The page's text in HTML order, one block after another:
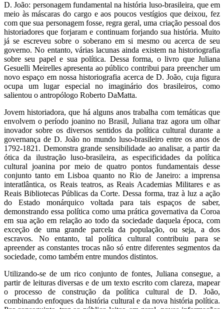
D. João: personagem fundamental na história luso-brasileira, que em
meio às máscaras do cargo e aos poucos vestígios que deixou, fez
com que sua personagem fosse, regra geral, uma criação pessoal dos
historiadores que forjaram e continuam forjando sua história. Muito
já se escreveu sobre o soberano em si mesmo ou acerca de seu
governo. No entanto, várias lacunas ainda existem na historiografia
sobre seu papel e sua política. Dessa forma, o livro que Juliana
Gesuelli Meirelles apresenta ao público contribui para preencher um
novo espaço em nossa historiografia acerca de D. João, cuja figura
ocupa um lugar especial no imaginário dos brasileiros, como
salientou o antropólogo Roberto DaMatta.
Jovem historiadora, que há alguns anos trabalha com temáticas que
envolvem o período joanino no Brasil, Juliana traz agora um olhar
inovador sobre os diversos sentidos da política cultural durante a
governança de D. João no mundo luso-brasileiro entre os anos de
1792-1821. Demonstra grande sensibilidade ao analisar, a partir da
ótica da ilustração luso-brasileira, as especificidades da política
cultural joanina por meio de quatro pontos fundamentais desse
conjunto tanto em Lisboa quanto no Rio de Janeiro: a imprensa
interatlântica, os Reais teatros, as Reais Academias Militares e as
Reais Bibliotecas Públicas da Corte. Dessa forma, traz à luz a ação
do Estado monárquico voltada para tais espaços de saber,
demonstrando essa política como uma prática governativa da Coroa
em sua ação em relação ao todo da sociedade daquela época, com
exceção de uma grande parcela da população, ou seja, a dos
escravos. No entanto, tal política cultural contribuiu para se
apreender as constantes trocas não só entre diferentes segmentos da
sociedade, como também entre mundos distintos.
Utilizando-se de um rico conjunto de fontes, Juliana consegue, a
partir de leituras diversas e de um texto escrito com clareza, mapear
o processo de construção da política cultural de D. João,
combinando enfoques da história cultural e da nova história política.